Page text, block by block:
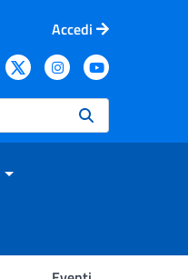
Accedi